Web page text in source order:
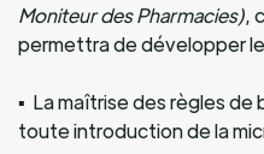
Moniteur des Pharmacies),
permettra de développer
▪ La maîtrise des règles de
toute introduction de la